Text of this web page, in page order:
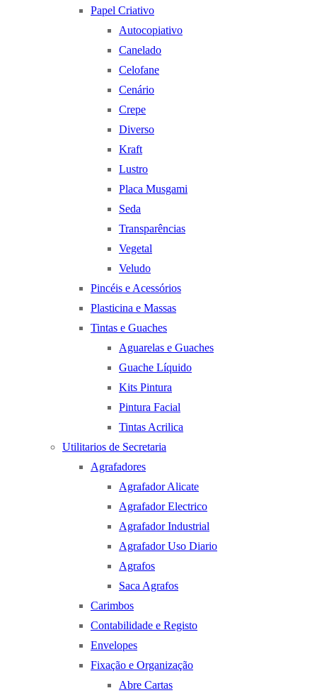
Papel Criativo
Autocopiativo
Canelado
Celofane
Cenário
Crepe
Diverso
Kraft
Lustro
Placa Musgami
Seda
Transparências
Vegetal
Veludo
Pincéis e Acessórios
Plasticina e Massas
Tintas e Guaches
Aguarelas e Guaches
Guache Líquido
Kits Pintura
Pintura Facial
Tintas Acrilica
Utilitarios de Secretaria
Agrafadores
Agrafador Alicate
Agrafador Electrico
Agrafador Industrial
Agrafador Uso Diario
Agrafos
Saca Agrafos
Carimbos
Contabilidade e Registo
Envelopes
Fixação e Organização
Abre Cartas